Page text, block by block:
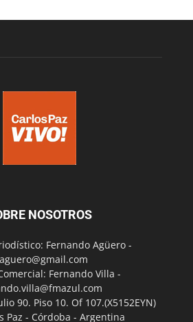
NOSOTROS
Fernando Agüero -
Fernando Villa -
90. Piso 10. Of 107.(X5152EYN)
Paz - Córdoba - Argentina